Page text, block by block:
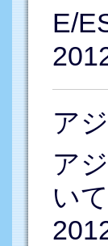
E/
ア
ア
い